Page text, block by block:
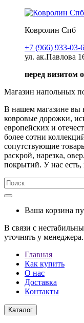
Ковролин Спб
+7 (966) 933-03-
ул. ак.Павлова
перед визитом
Магазин напольных
В нашем магазине вы
ковровые дорожки,
европейских и
более сотни
сопутствующие
раскрой, нарезка,
покрытий. У нас есть,
Ваша корзина
В связи с
уточнять у менеджера.
Главная
Как купить
О нас
Доставка
Контакты
Каталог